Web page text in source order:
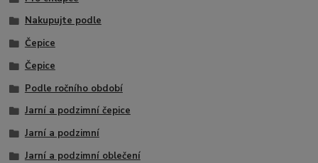
Nakupujte podle
Čepice
Čepice
Podle ročního období
Jarní a podzimní čepice
Jarní a podzimní
Jarní a podzimní oblečení